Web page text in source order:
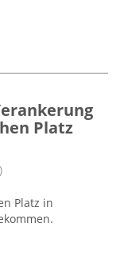
Platz
Platz in